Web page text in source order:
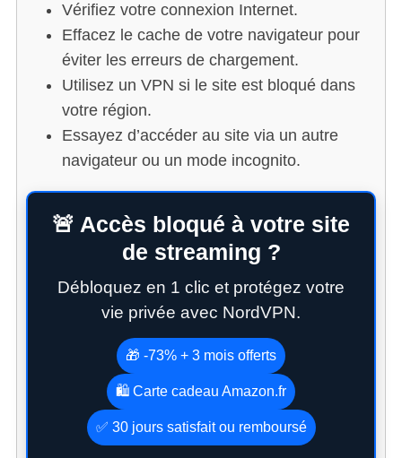
Vérifiez votre connexion Internet.
Effacez le cache de votre navigateur pour
éviter les erreurs de chargement.
Utilisez un VPN si le site est bloqué dans
votre région.
Essayez d’accéder au site via un autre
navigateur ou un mode incognito.
🚨 Accès bloqué à votre site
de streaming ?
Débloquez en 1 clic et protégez votre
vie privée avec NordVPN.
🎁 -73% + 3 mois offerts
🛍️ Carte cadeau Amazon.fr
✅ 30 jours satisfait ou remboursé